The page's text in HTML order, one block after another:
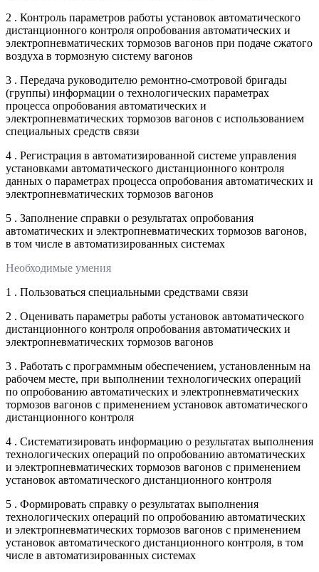
2 . Контроль параметров работы установок автоматического
дистанционного контроля опробования автоматических и
электропневматических тормозов вагонов при подаче сжатого
воздуха в тормозную систему вагонов
3 . Передача руководителю ремонтно-смотровой бригады
(группы) информации о технологических параметрах
процесса опробования автоматических и
электропневматических тормозов вагонов с использованием
специальных средств связи
4 . Регистрация в автоматизированной системе управления
установками автоматического дистанционного контроля
данных о параметрах процесса опробования автоматических и
электропневматических тормозов вагонов
5 . Заполнение справки о результатах опробования
автоматических и электропневматических тормозов вагонов,
в том числе в автоматизированных системах
Необходимые умения
1 . Пользоваться специальными средствами связи
2 . Оценивать параметры работы установок автоматического
дистанционного контроля опробования автоматических и
электропневматических тормозов вагонов
3 . Работать с программным обеспечением, установленным на
рабочем месте, при выполнении технологических операций
по опробованию автоматических и электропневматических
тормозов вагонов с применением установок автоматического
дистанционного контроля
4 . Систематизировать информацию о результатах выполнения
технологических операций по опробованию автоматических
и электропневматических тормозов вагонов с применением
установок автоматического дистанционного контроля
5 . Формировать справку о результатах выполнения
технологических операций по опробованию автоматических
и электропневматических тормозов вагонов с применением
установок автоматического дистанционного контроля, в том
числе в автоматизированных системах